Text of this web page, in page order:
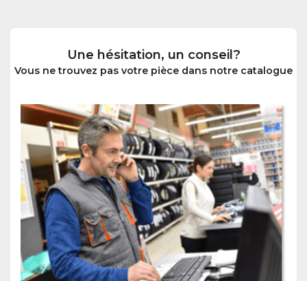
Une hésitation, un conseil?
Vous ne trouvez pas votre pièce dans notre catalogue